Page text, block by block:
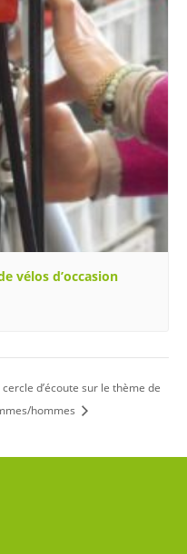
vélos d’occasion
cercle d’écoute sur le thème de
hommes